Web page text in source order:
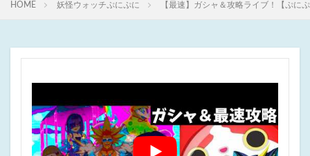
HOME 妖怪ウォッチぷにぷに 【最速】ガシャ＆攻略ライブ！【ぷに